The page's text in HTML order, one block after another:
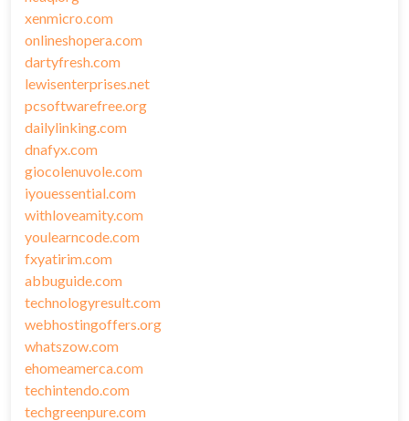
xenmicro.com
onlineshopera.com
dartyfresh.com
lewisenterprises.net
pcsoftwarefree.org
dailylinking.com
dnafyx.com
giocolenuvole.com
iyouessential.com
withloveamity.com
youlearncode.com
fxyatirim.com
abbuguide.com
technologyresult.com
webhostingoffers.org
whatszow.com
ehomeamerca.com
techintendo.com
techgreenpure.com